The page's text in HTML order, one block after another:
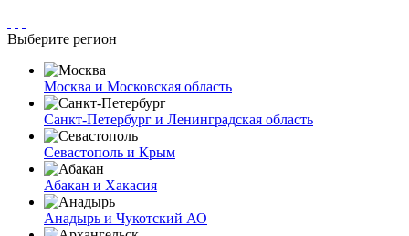
Выберите регион
Москва и Московская область
Санкт-Петербург и Ленинградская область
Севастополь и Крым
Абакан и Хакасия
Анадырь и Чукотский АО